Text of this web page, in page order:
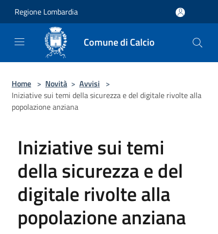
Regione Lombardia
Comune di Calcio
Home > Novità > Avvisi >
Iniziative sui temi della sicurezza e del digitale rivolte alla
popolazione anziana
Iniziative sui temi
della sicurezza e del
digitale rivolte alla
popolazione anziana